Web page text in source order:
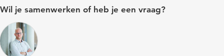
Wil je samenwerken of heb je een vraag?